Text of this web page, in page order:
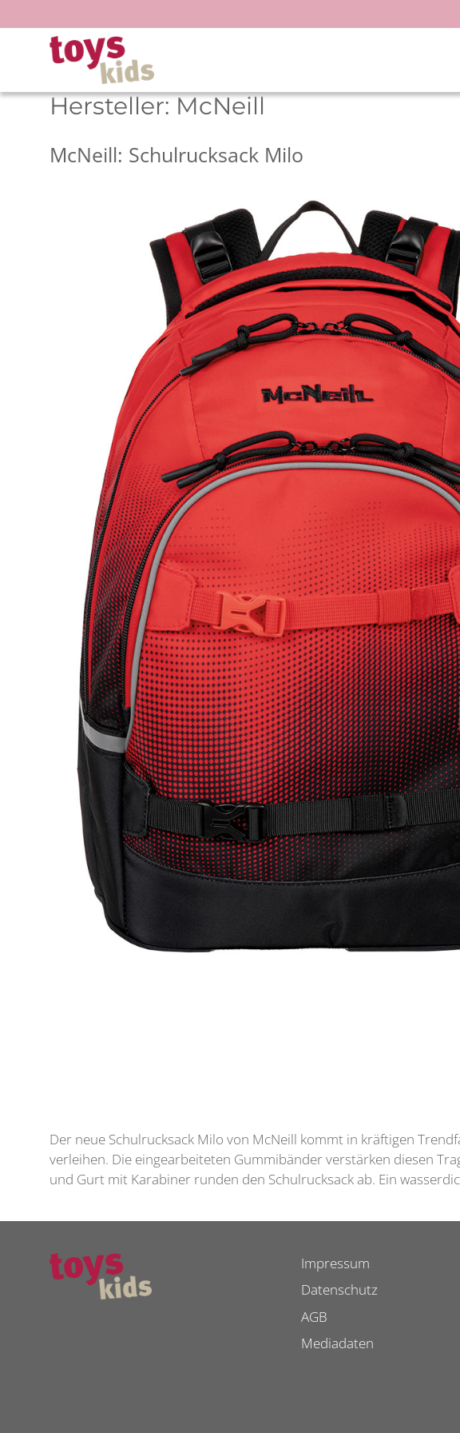
Inhalt
springen
Hersteller:McNeill
McNeill: Schulrucksack Milo
Der neue Schulrucksack Milo von McNeill kommt in kräftigen
verleihen. Die eingearbeiteten Gummibänder verstärken diesen
und Gurt mit Karabiner runden den Schulrucksack ab. Ein
Impressum
Datenschutz
AGB
Mediadaten